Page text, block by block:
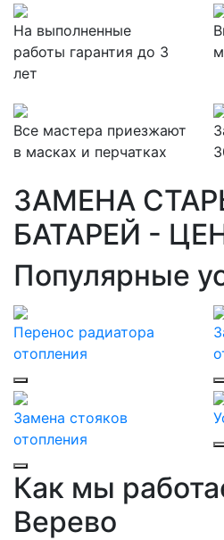
На выполненные
работы гарантия до 3
лет
Все мастера приезжают
в масках и перчатках
ЗАМЕНА
БАТАРЕЙ -
Популярные
Перенос радиатора
отопления
Замена стояков
отопления
Как мы
Верево